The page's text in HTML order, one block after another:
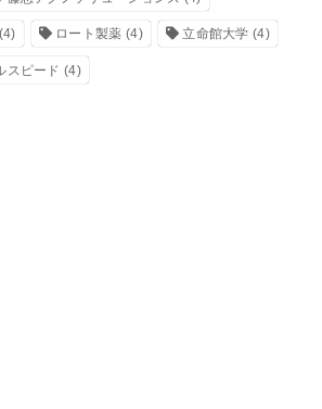
(4) ロート製薬 (4) 立命館大学 (4)
スピード (4)